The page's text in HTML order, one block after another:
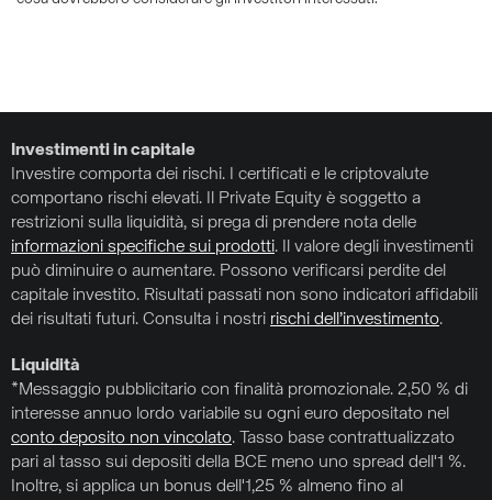
Investimenti in capitale
Investire comporta dei rischi. I certificati e le criptovalute
comportano rischi elevati. Il Private Equity è soggetto a
restrizioni sulla liquidità, si prega di prendere nota delle
informazioni specifiche sui prodotti. Il valore degli investimenti
può diminuire o aumentare. Possono verificarsi perdite del
capitale investito. Risultati passati non sono indicatori affidabili
dei risultati futuri. Consulta i nostri rischi dell’investimento.
Liquidità
*Messaggio pubblicitario con finalità promozionale. 2,50 % di
interesse annuo lordo variabile su ogni euro depositato nel
conto deposito non vincolato. Tasso base contrattualizzato
pari al tasso sui depositi della BCE meno uno spread dell'1 %.
Inoltre, si applica un bonus dell'1,25 % almeno fino al